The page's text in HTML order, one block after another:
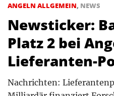
ANGELN ALLGEMEIN, NEWS
Newsticker:
Platz 2 bei
Lieferanten-
Nachrichten: